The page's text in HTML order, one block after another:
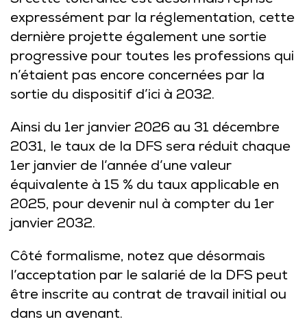
expressément par la réglementation, cette
dernière projette également une sortie
progressive pour toutes les professions qui
n’étaient pas encore concernées par la
sortie du dispositif d’ici à 2032.
Ainsi du 1er janvier 2026 au 31 décembre
2031, le taux de la DFS sera réduit chaque
1er janvier de l’année d’une valeur
équivalente à 15 % du taux applicable en
2025, pour devenir nul à compter du 1er
janvier 2032.
Côté formalisme, notez que désormais
l’acceptation par le salarié de la DFS peut
être inscrite au contrat de travail initial ou
dans un avenant.